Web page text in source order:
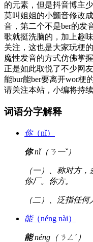
的元素，但是抖音博主
莫叫姐姐的小颤音修改
音，第二个不是ber的发
歌就挺洗脑的，加上趣
关注，这也是大家玩梗
魔性发音的方式仿佛掌
正是如此取悦了不少网
能bur能ber要离开wor梗
请关注本站，小编将持
词语分字解释
你（nǐ）
你nǐ（ㄋ一ˇ）
（一）、称对方
你厂。你方。
（二）、泛指任何
能（néng nài）
能néng（ㄋㄥˊ）